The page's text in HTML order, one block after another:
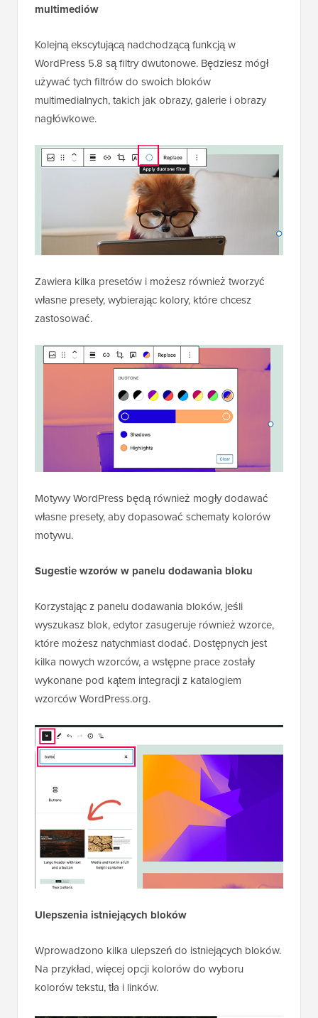
multimediów
Kolejną ekscytującą nadchodzącą funkcją w
WordPress 5.8 są filtry dwutonowe. Będziesz mógł
używać tych filtrów do swoich bloków
multimedialnych, takich jak obrazy, galerie i obrazy
nagłówkowe.
Zawiera kilka presetów i możesz również tworzyć
własne presety, wybierając kolory, które chcesz
zastosować.
Motywy WordPress będą również mogły dodawać
własne presety, aby dopasować schematy kolorów
motywu.
Sugestie wzorów w panelu dodawania bloku
Korzystając z panelu dodawania bloków, jeśli
wyszukasz blok, edytor zasugeruje również wzorce,
które możesz natychmiast dodać. Dostępnych jest
kilka nowych wzorców, a wstępne prace zostały
wykonane pod kątem integracji z katalogiem
wzorców WordPress.org.
Ulepszenia istniejących bloków
Wprowadzono kilka ulepszeń do istniejących bloków.
Na przykład, więcej opcji kolorów do wyboru
kolorów tekstu, tła i linków.